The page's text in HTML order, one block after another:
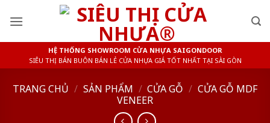
HỆ THỐNG SHOWROOM CỬA NHỰA SAIGONDOOR
SIÊU THỊ BÁN BUÔN BÁN LẺ CỬA NHỰA GIÁ TỐT NHẤT TẠI SÀI GÒN
TRANG CHỦ / SẢN PHẨM / CỬA GỖ / CỬA GỖ MDF
VENEER